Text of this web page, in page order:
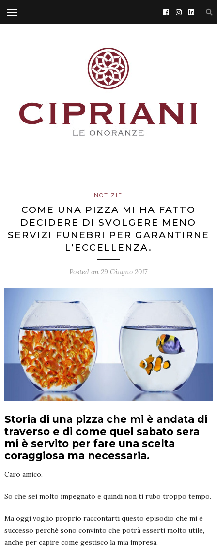
NOTIZIE
COME UNA PIZZA MI HA FATTO
DECIDERE DI SVOLGERE MENO
SERVIZI FUNEBRI PER GARANTIRNE
L’ECCELLENZA.
Posted on29 Giugno 2017
Storia di una pizza che mi è andata di
traverso e di come quel sabato sera
mi è servito per fare una scelta
coraggiosa ma necessaria.
Caro amico,
So che sei molto impegnato e quindi non ti rubo troppo tempo.
Ma oggi voglio proprio raccontarti questo episodio che mi è
successo perché sono convinto che potrà esserti molto utile,
anche per capire come gestisco la mia impresa.